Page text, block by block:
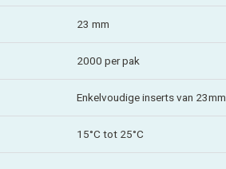
23 mm
2000 per pak
Enkelvoudige inserts van 23mm
15°C tot 25°C